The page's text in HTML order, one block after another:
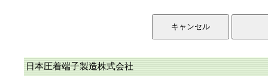
日本圧着端子製造株式会社